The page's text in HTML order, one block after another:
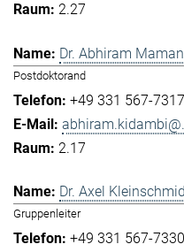
2.27
Dr. Abhiram
Postdoktorand
+49 331 567-7317
2.17
Dr. Axel
Gruppenleiter
+49 331 567-7330